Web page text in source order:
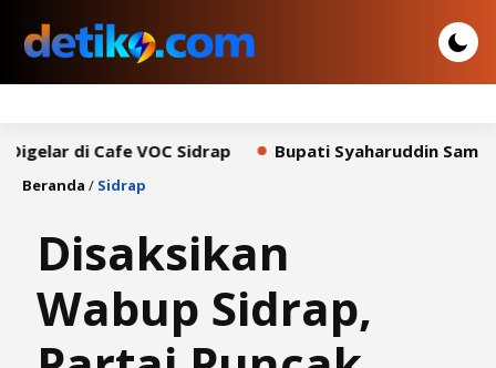
Cafe VOC Sidrap Bupati Syaharuddin Sampaikan
Beranda / Sidrap
Disaksikan
Wabup Sidrap,